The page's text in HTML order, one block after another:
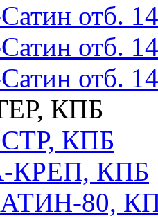
отб.
отб.
отб.
КПБ
КПБ
КПБ
80,